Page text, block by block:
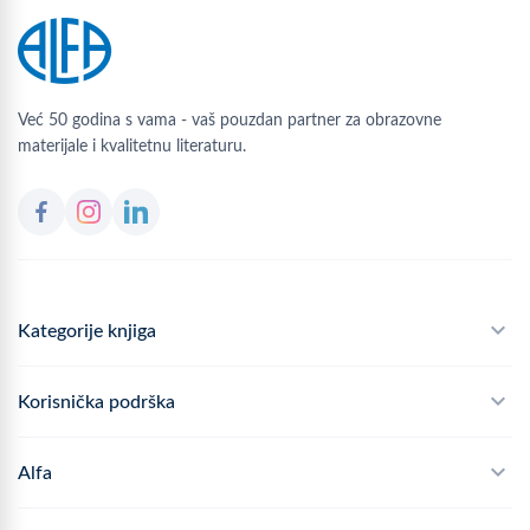
Već 50 godina s vama - vaš pouzdan partner za obrazovne
materijale i kvalitetnu literaturu.
Kategorije knjiga
Školski program
Korisnička podrška
Često postavljana pitanja
Alfa